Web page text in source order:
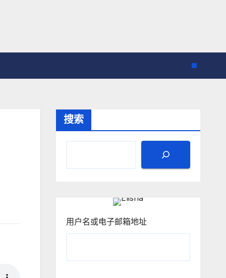
搜索
用户名或电子邮箱地址